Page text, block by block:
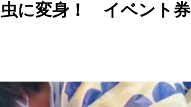
虫に変身！ イベント券